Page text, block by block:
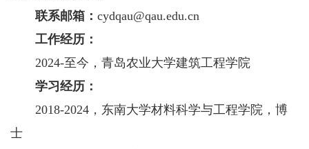
联系邮箱： cydqau@qau.edu.cn
工作经历：
2024-至今，青岛农业大学建筑工程学院
学习经历：
2018-2024，东南大学材料科学与工程学院，博
士